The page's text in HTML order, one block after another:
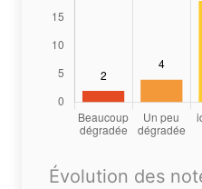
Évolution des